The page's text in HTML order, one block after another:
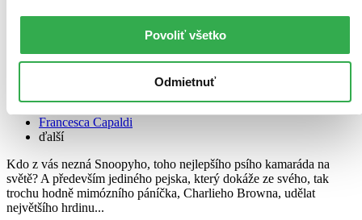
Povoliť všetko
Odmietnuť
Peanuts: Snoopy a Charlie Brown ve filmu 3D
Alexander Garfi n
Francesca Capaldi
ďalší
Kdo z vás nezná Snoopyho, toho nejlepšího psího kamaráda na
světě? A především jediného pejska, který dokáže ze svého, tak
trochu hodně mimózního páníčka, Charlieho Browna, udělat
největšího hrdinu...